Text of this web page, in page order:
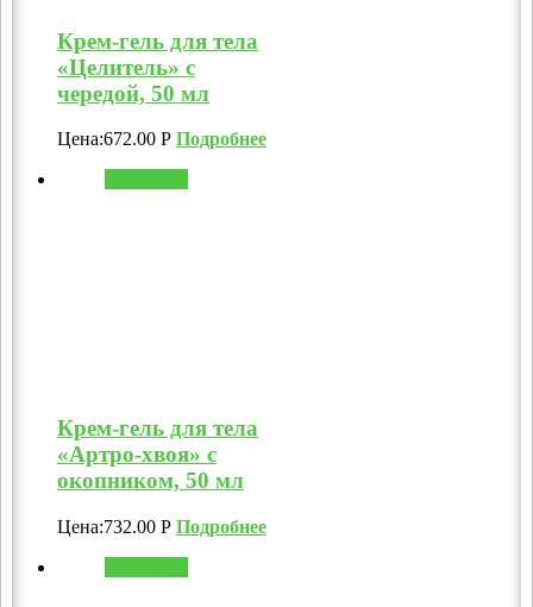
Крем-гель для тела
«Целитель» с
чередой, 50 мл
Цена:672.00 Р Подробнее
Крем-гель для тела
«Артро-хвоя» с
окопником, 50 мл
Цена:732.00 Р Подробнее